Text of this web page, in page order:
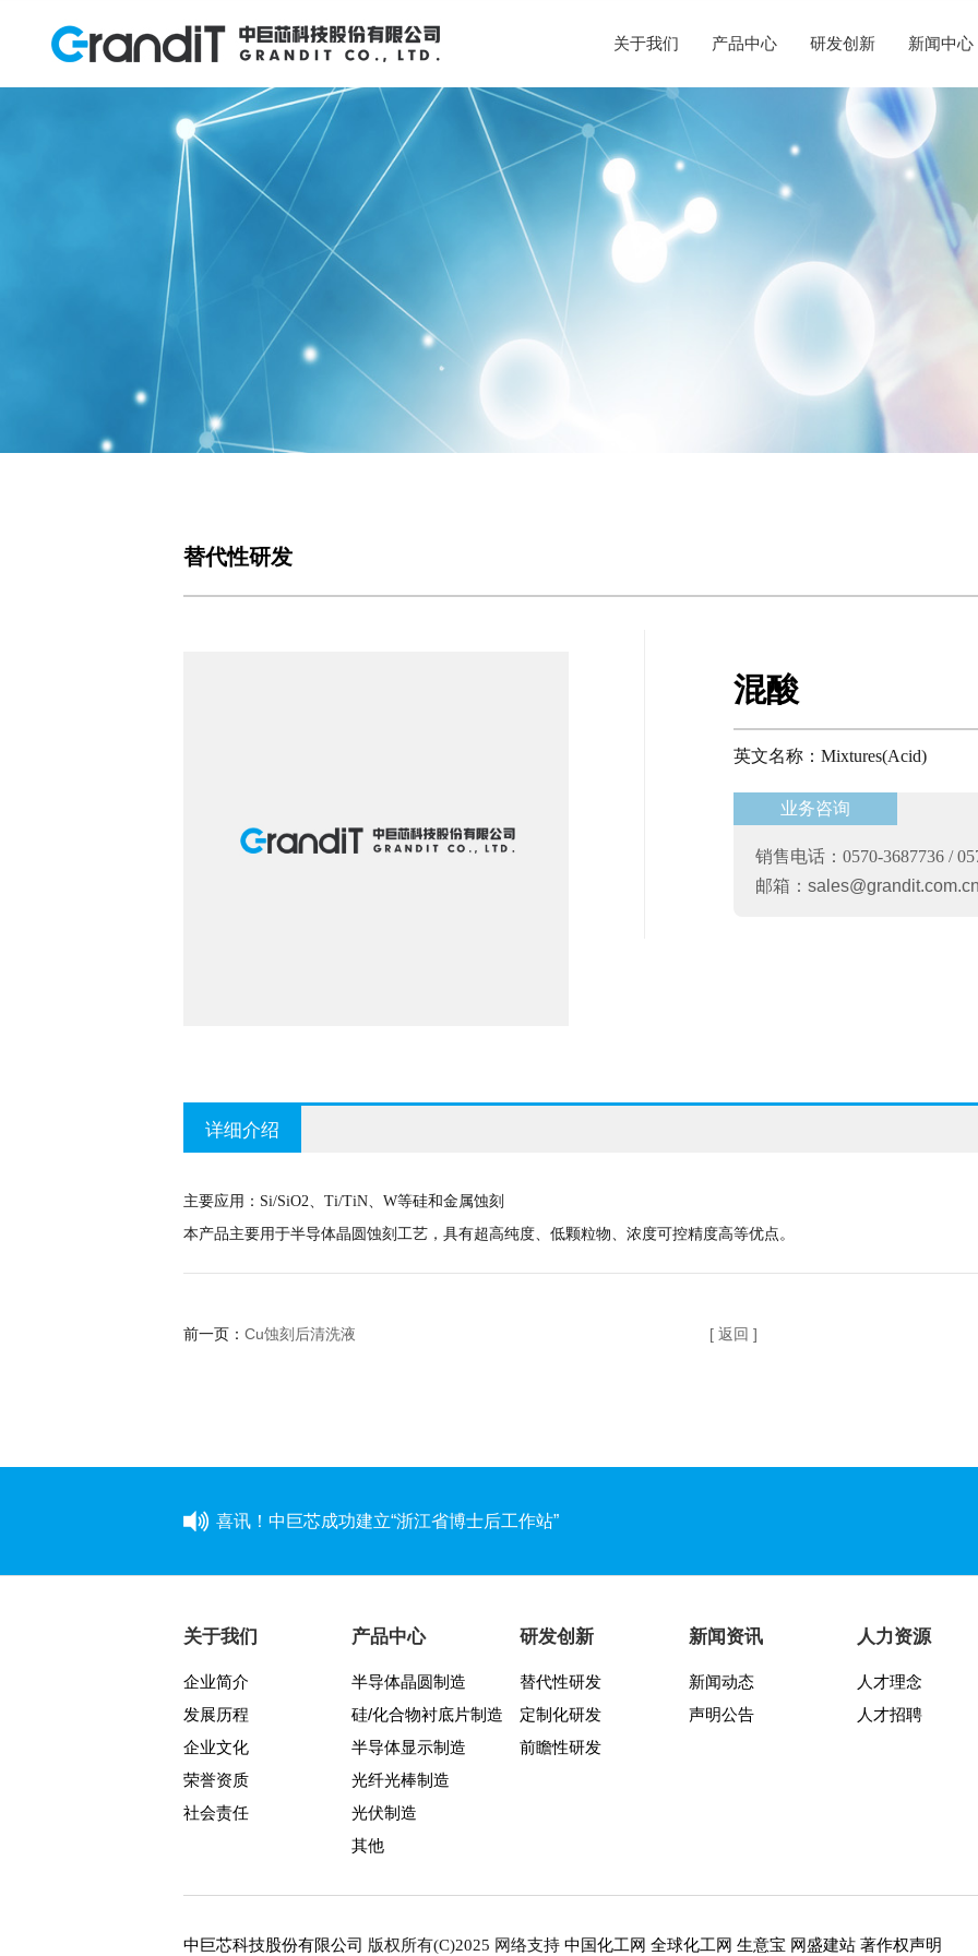
关于我们 产品中心 研发创新 新闻中心
ABOUT US
关于我们
企业简介
发展历程
企业文化
荣誉资质
社会责任
PRODUCTS
产品中心
半导体晶圆制造
硅/化合物衬底片制造
半导体显示制造
光纤光棒制造
光伏制造
R&D
研发创新
替代性研发
前瞻性研发
NEWS
新闻中心
新闻动态
声明公告
HUMAN RESOURCES
人力资源
人才理念
人才招聘
INVESTOR RELATIONS
投资者关系
替代性研发
混酸
英文名称：Mixtures(Acid)
业务咨询
销售电话：0570-3687736 /
邮箱： sales@grandit.com.cn
详细介绍
主要应用：Si/SiO2、Ti/TiN、W等硅和金属蚀刻
本产品主要用于半导体晶圆蚀刻工艺，具有超高纯度、低颗粒物、浓度可控精度高等优点。
前一页： Cu蚀刻后清洗液 [ 返回 ]
喜讯！中巨芯成功建立“浙江省博士后工作站”
同心同行 见证成长——中巨芯上市两周年纪念活动圆满结束
学芯谱理念 做靠谱者--中巨芯靠谱文化宣讲月活动圆满收官
因为靠谱 所以信赖 | 中巨芯《芯谱》发布会暨“靠谱2025-2027”落地规划启动仪式
中巨芯(688549)今日成功登陆上交所科创板！
中巨芯参展SEMICON China 2021
八年靠谱路 芯程共奔赴——首届靠谱文化节开幕式暨八周年庆活动圆满举行
关于我们
企业简介
发展历程
企业文化
荣誉资质
社会责任
产品中心
半导体晶圆制造
硅/化合物衬底片制造
半导体显示制造
光纤光棒制造
光伏制造
其他
研发创新
替代性研发
定制化研发
前瞻性研发
新闻资讯
新闻动态
声明公告
人力资源
人才理念
人才招聘
中巨芯科技股份有限公司 版权所有(C)2025 网络支持 中国化工网 全球化工网 生意宝 网盛建站 著作权声明